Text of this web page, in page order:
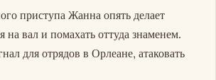
приступа Жанна опять делает
на вал и помахать оттуда знаменем.
для отрядов в Орлеане, атаковать